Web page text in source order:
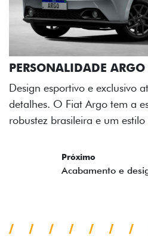
nos pequenos
italiana, a
no segmento.